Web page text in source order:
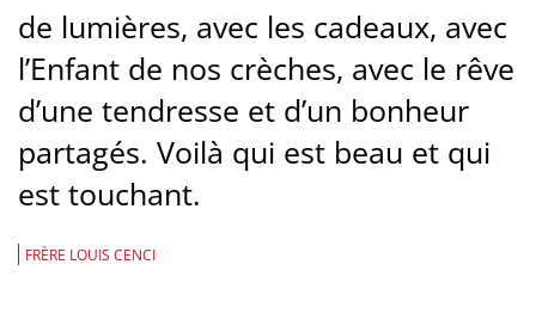
de lumières, avec les cadeaux, avec
l’Enfant de nos crèches, avec le rêve
d’une tendresse et d’un bonheur
partagés. Voilà qui est beau et qui
est touchant.
FRÈRE LOUIS CENCI